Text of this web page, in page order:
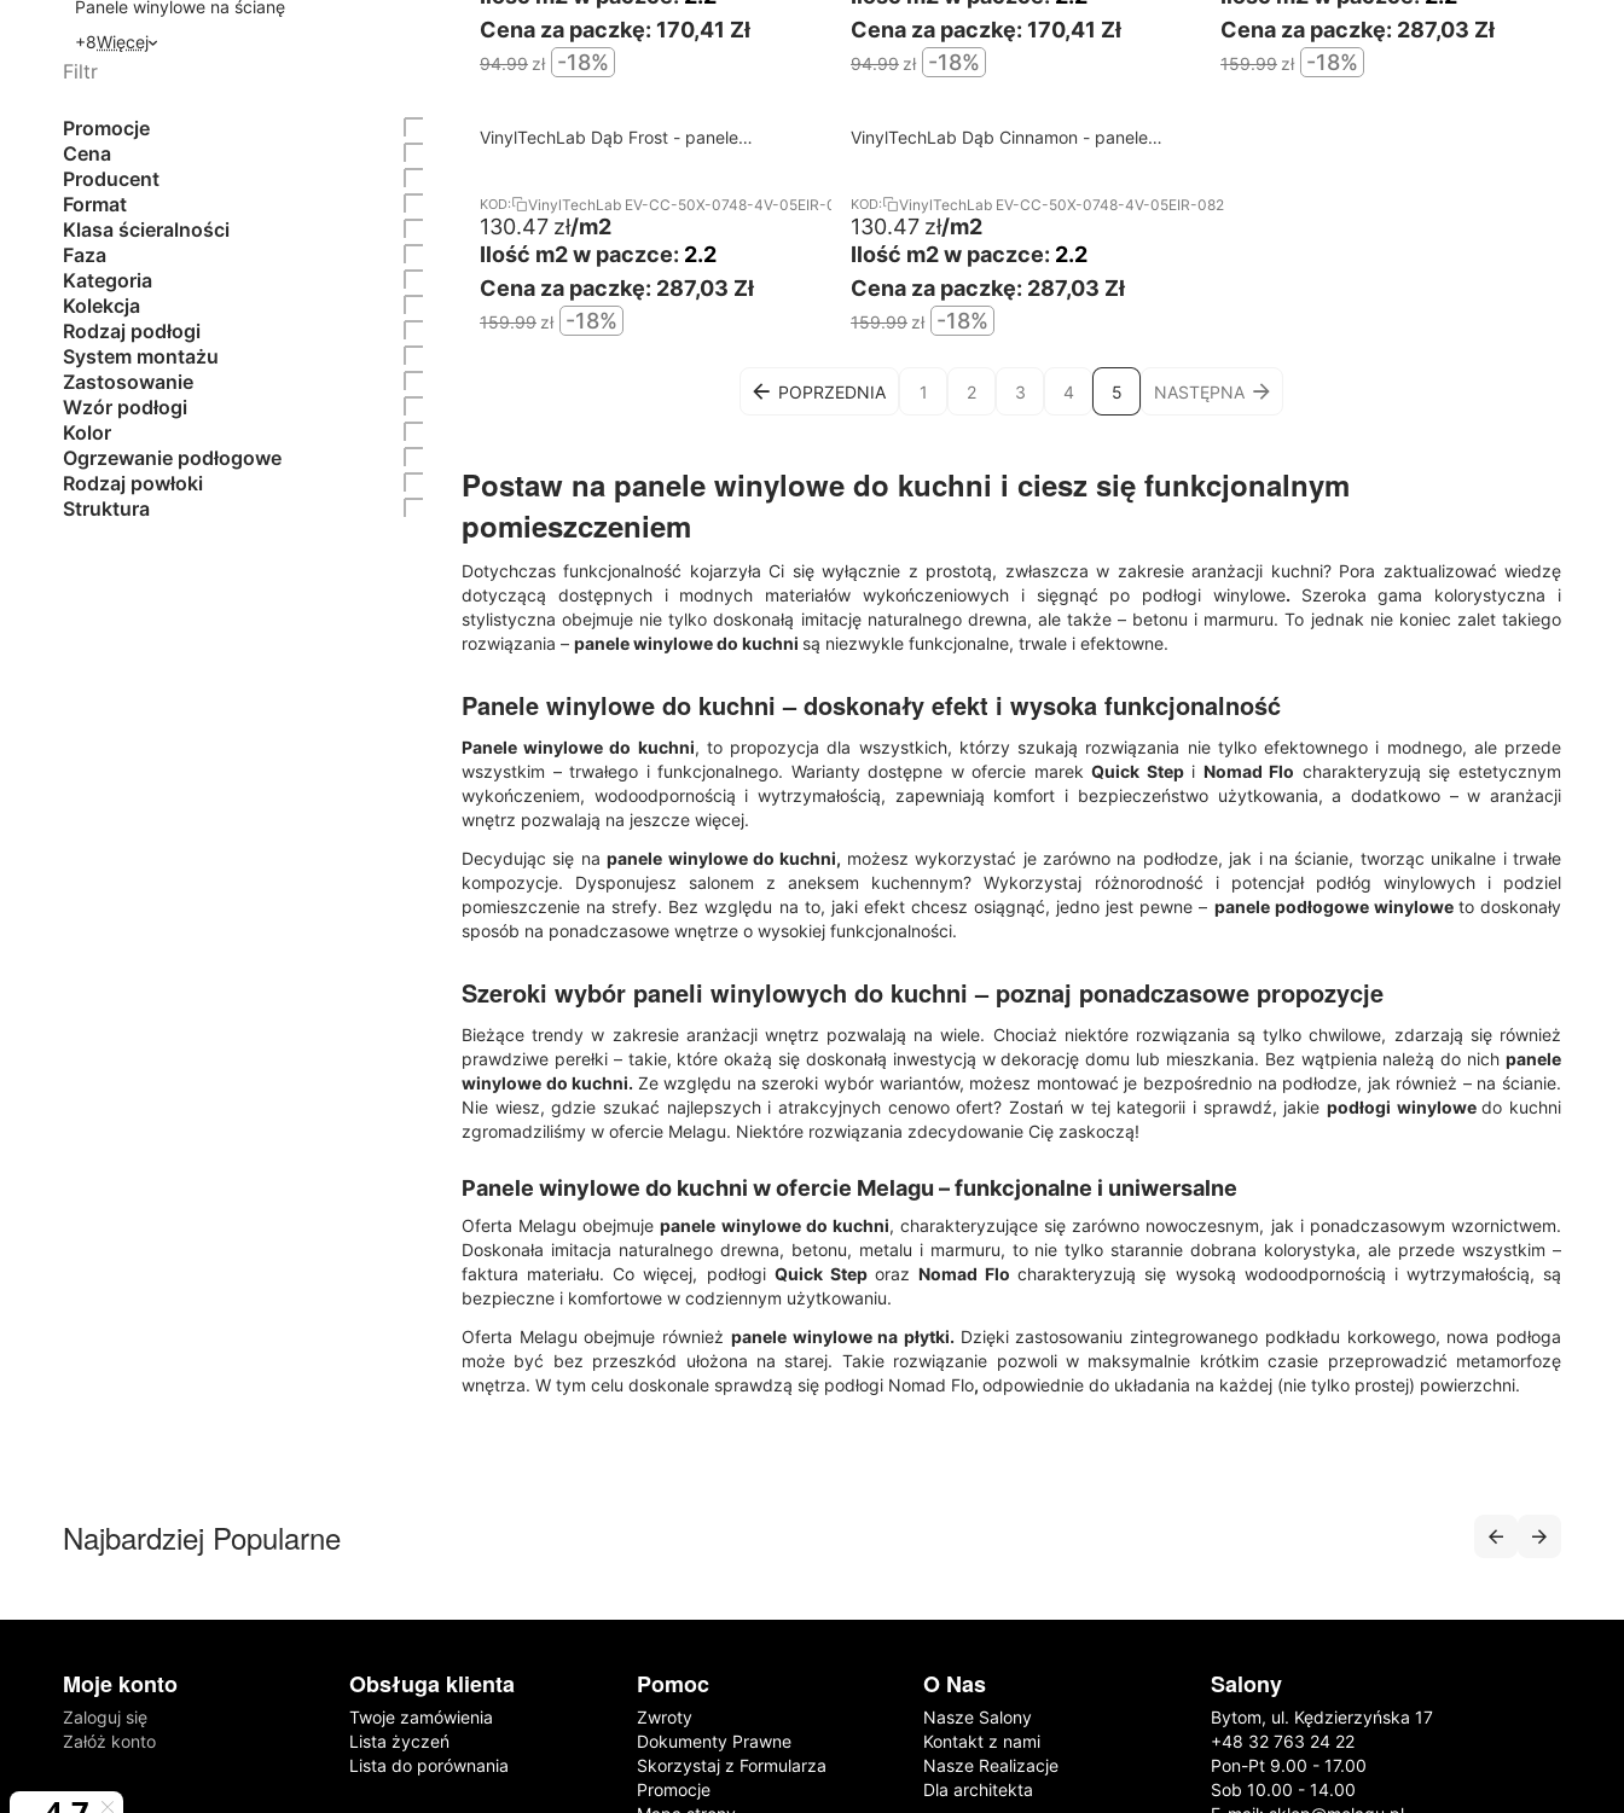
Panele winylowe na ścianę
+8Więcej
Filtr
Promocje
Cena
Producent
Format
Klasa ścieralności
Faza
Kategoria
Kolekcja
Rodzaj podłogi
System montażu
Zastosowanie
Wzór podłogi
Kolor
Ogrzewanie podłogowe
Rodzaj powłoki
Struktura
Postaw na panele winylowe do kuchni i ciesz się funkcjonalnym
pomieszczeniem
Dotychczas funkcjonalność kojarzyła Ci się wyłącznie z prostotą, zwłaszcza w zakresie aranżacji kuchni? Pora zaktualizować wiedzę
dotyczącą dostępnych i modnych materiałów wykończeniowych i sięgnąć po podłogi winylowe. Szeroka gama kolorystyczna i
stylistyczna obejmuje nie tylko doskonałą imitację naturalnego drewna, ale także – betonu i marmuru. To jednak nie koniec zalet takiego
rozwiązania – panele winylowe do kuchni są niezwykle funkcjonalne, trwale i efektowne.
Panele winylowe do kuchni – doskonały efekt i wysoka funkcjonalność
Panele winylowe do kuchni, to propozycja dla wszystkich, którzy szukają rozwiązania nie tylko efektownego i modnego, ale przede
wszystkim – trwałego i funkcjonalnego. Warianty dostępne w ofercie marekQuick Stepi Nomad Flo charakteryzują się estetycznym
wykończeniem, wodoodpornością i wytrzymałością, zapewniają komfort i bezpieczeństwo użytkowania, a dodatkowo – w aranżacji
wnętrz pozwalają na jeszcze więcej.
Decydując się napanele winylowe do kuchni, możesz wykorzystać je zarówno na podłodze, jak i na ścianie, tworząc unikalne i trwałe
kompozycje. Dysponujesz salonem z aneksem kuchennym? Wykorzystaj różnorodność i potencjał podłóg winylowych i podziel
pomieszczenie na strefy. Bez względu na to, jaki efekt chcesz osiągnąć, jedno jest pewne – panele podłogowe winylowe to doskonały
sposób na ponadczasowe wnętrze o wysokiej funkcjonalności.
Szeroki wybór paneli winylowych do kuchni – poznaj ponadczasowe propozycje
Bieżące trendy w zakresie aranżacji wnętrz pozwalają na wiele. Chociaż niektóre rozwiązania są tylko chwilowe, zdarzają się również
prawdziwe perełki – takie, które okażą się doskonałą inwestycją w dekorację domu lub mieszkania. Bez wątpienia należą do nich panele
winylowe do kuchni. Ze względu na szeroki wybór wariantów, możesz montować je bezpośrednio na podłodze, jak również – na ścianie.
Nie wiesz, gdzie szukać najlepszych i atrakcyjnych cenowo ofert? Zostań w tej kategorii i sprawdź, jakie podłogi winylowedo kuchni
zgromadziliśmy w ofercie Melagu. Niektóre rozwiązania zdecydowanie Cię zaskoczą!
Panele winylowe do kuchni w ofercie Melagu – funkcjonalne i uniwersalne
Oferta Melagu obejmujepanele winylowe do kuchni, charakteryzujące się zarówno nowoczesnym, jak i ponadczasowym wzornictwem.
Doskonała imitacja naturalnego drewna, betonu, metalu i marmuru, to nie tylko starannie dobrana kolorystyka, ale przede wszystkim –
faktura materiału. Co więcej, podłogi Quick Step oraz Nomad Flocharakteryzują się wysoką wodoodpornością i wytrzymałością, są
bezpieczne i komfortowe w codziennym użytkowaniu.
Oferta Melagu obejmuje również panele winylowe na płytki. Dzięki zastosowaniu zintegrowanego podkładu korkowego, nowa podłoga
może być bez przeszkód ułożona na starej. Takie rozwiązanie pozwoli w maksymalnie krótkim czasie przeprowadzić metamorfozę
wnętrza. W tym celu doskonale sprawdzą się podłogi Nomad Flo, odpowiednie do układania na każdej (nie tylko prostej) powierzchni.
Cena za paczkę: 170,41 Zł
94.99 zł -18%
Cena za paczkę: 170,41 Zł
94.99 zł -18%
Cena za paczkę: 287,03 Zł
159.99 zł -18%
18%
Darmowa dostawa od 60 m2
VinylTechLab Dąb Frost - panele
KOD: VinylTechLab EV-CC-50X-0748-4V-05EIR-064
130.47 zł/m2
Ilość m2 w paczce: 2.2
Cena za paczkę: 287,03 Zł
159.99 zł -18%
18%
Darmowa dostawa od 60 m2
VinylTechLab Dąb Cinnamon - panele
KOD: VinylTechLab EV-CC-50X-0748-4V-05EIR-082
130.47 zł/m2
Ilość m2 w paczce: 2.2
Cena za paczkę: 287,03 Zł
159.99 zł -18%
POPRZEDNIA 1 2 3 4 5 NASTĘPNA
Najbardziej Popularne
Moje konto
Zaloguj się
Załóż konto
Obsługa klienta
Twoje zamówienia
Lista życzeń
Lista do porównania
Pomoc
Zwroty
Dokumenty Prawne
Skorzystaj z Formularza
Promocje
O Nas
Nasze Salony
Kontakt z nami
Nasze Realizacje
Dla architekta
Salony
Bytom, ul. Kędzierzyńska 17
+48 32 763 24 22
Pon-Pt 9.00 - 17.00
Sob 10.00 - 14.00